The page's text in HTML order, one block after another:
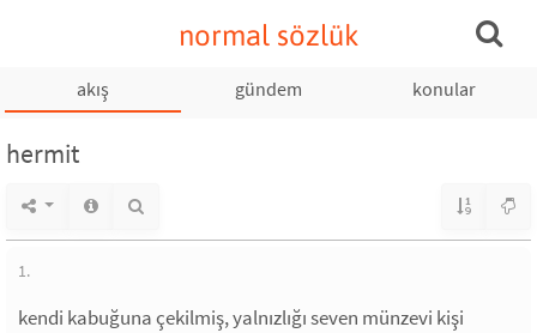
normal sözlük
akış gündem konular
hermit
1.
kendi kabuğuna çekilmiş, yalnızlığı seven münzevi kişi